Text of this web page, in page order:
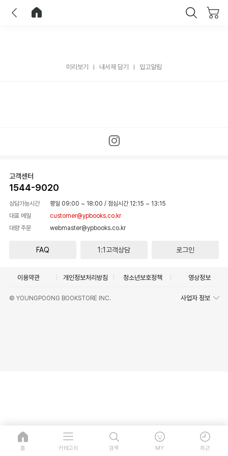
미리보기 내서재 담기 입고알림
고객센터
1544-9020
상담가능시간 평일 09:00 ~ 18:00 / 점심시간 12:15 ~ 13:15
대표 메일
customer@ypbooks.co.kr
대량 주문
webmaster@ypbooks.co.kr
FAQ 1:1고객상담 로그인
이용약관 개인정보처리방침 청소년보호정책 영상정보
© YOUNGPOONG BOOKSTORE INC. 사업자 정보
홈 카테고리 검색 MY 최근